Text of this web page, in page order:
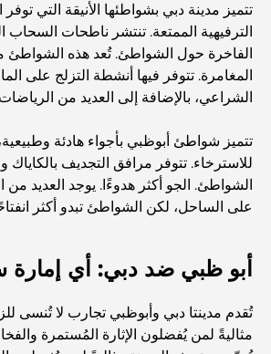
أغلى ماركات الملابس في العالم
كيف تختار مستشارًا ماليًا في دبي؟
الطيران للمليارديرات
أغلى خواتم الخطوبة في العالم
تتميز مدينة دبي بشواطئها الأنيقة التي
الترفيهية الممتعة. تنتشر ناطحات
الفاخرة حول الشواطئ. تُعد هذه الشواطئ
المغامرة. تتوفر فيها أنشطة التزلج على
الشراعي، بالإضافة إلى العديد من
تتميز شواطئ أبوظبي بأجواء هادئة
للاسترخاء. تتوفر مرافق التجديف
الشواطئ. الجو أكثر هدوءًا. يوجد العديد من
على الساحل، لكن الشواطئ تبدو أكثر
أبو ظبي ضد دبي: أي إمارة
تُقدم مدينتا دبي وأبوظبي تجارب لا تُنسى
مثاليةً لمن يُفضلون الإثارة المُستمرة